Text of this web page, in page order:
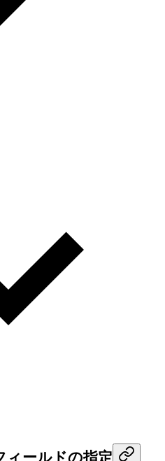
ィールドの指定